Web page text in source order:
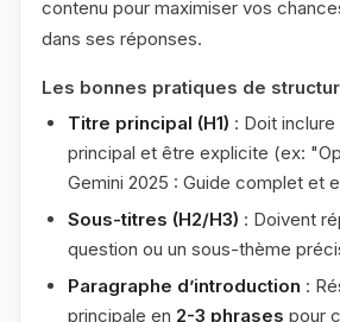
contenu pour maximiser vos
dans ses réponses.
Les bonnes pratiques de
Titre principal (H1) : Doit
principal et être explicite (ex:
Gemini 2025 : Guide complet et
Sous-titres (H2/H3) : Doivent
question ou un sous-thème
Paragraphe d’introduction :
principale en 2-3 phrases pour